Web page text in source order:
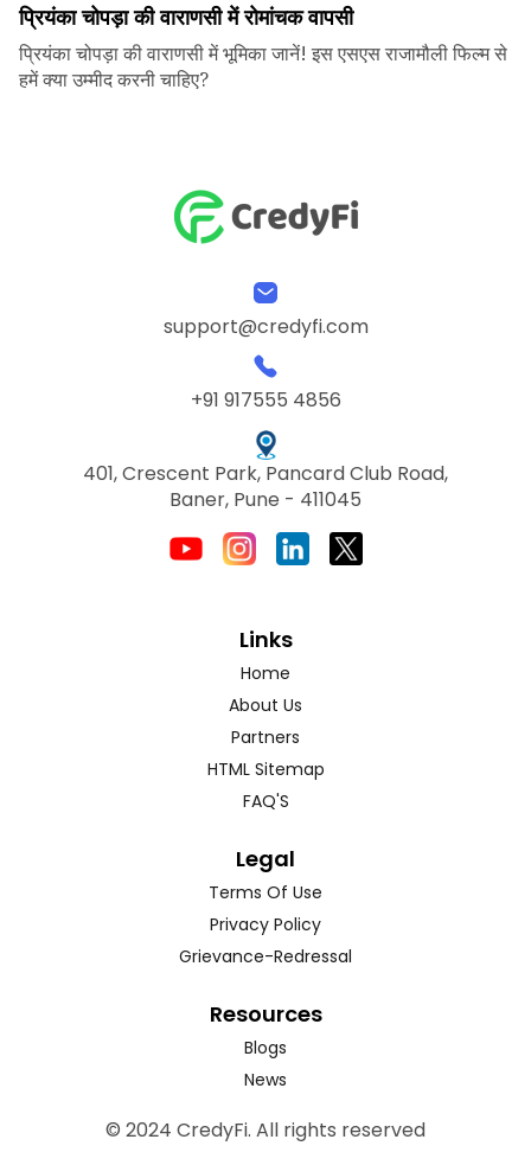
प्रियंका चोपड़ा की वाराणसी में रोमांचक वापसी
प्रियंका चोपड़ा की वाराणसी में भूमिका जानें! इस एसएस राजामौली फिल्म से
हमें क्या उम्मीद करनी चाहिए?
support@credyfi.com
+91 917555 4856
401, Crescent Park, Pancard Club Road,
Baner, Pune - 411045
Links
Home
About Us
Partners
HTML Sitemap
FAQ'S
Legal
Terms Of Use
Privacy Policy
Grievance-Redressal
Resources
Blogs
News
© 2024 CredyFi. All rights reserved